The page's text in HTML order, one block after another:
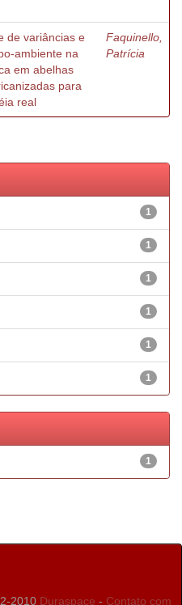
de variâncias e
ambiente na
em abelhas
para
real
Faquinello,
Patrícia
1
1
1
1
1
1
1
2010 Duraspace - Contato com